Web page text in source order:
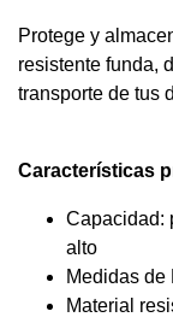
Protege y
resistente funda,
transporte de tus
Características
Capacidad:
alto
Medidas de
Material